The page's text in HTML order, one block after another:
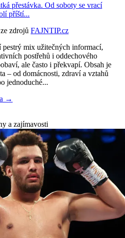
přestávka. Od soboty se vrací
příští...
zdrojů FAJNTIP.cz
mix užitečných informací,
postřehů i oddechového
ale často i překvapí. Obsah je
– od domácnosti, zdraví a vztahů
jednoduché...
→
a zajímavosti